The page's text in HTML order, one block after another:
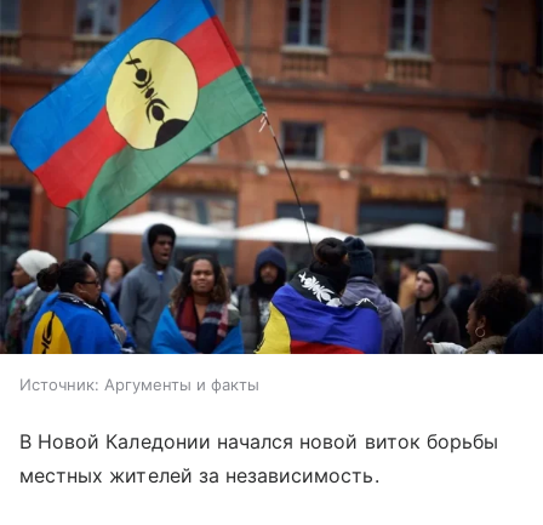
Источник: Аргументы и факты
В Новой Каледонии начался новой виток борьбы
местных жителей за независимость.